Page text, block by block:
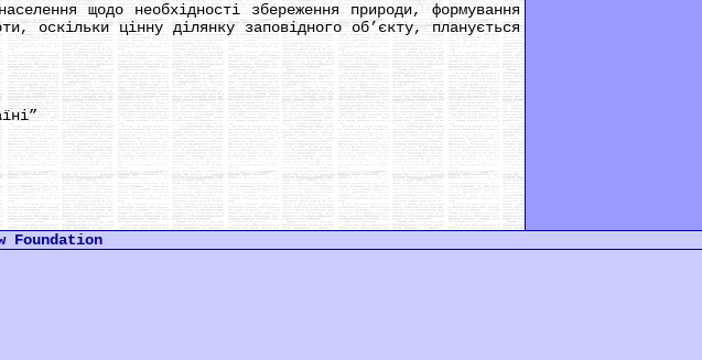
щодо необхідності збереження природи, формування
оскільки цінну ділянку заповідного об’єкту, планується
Foundation